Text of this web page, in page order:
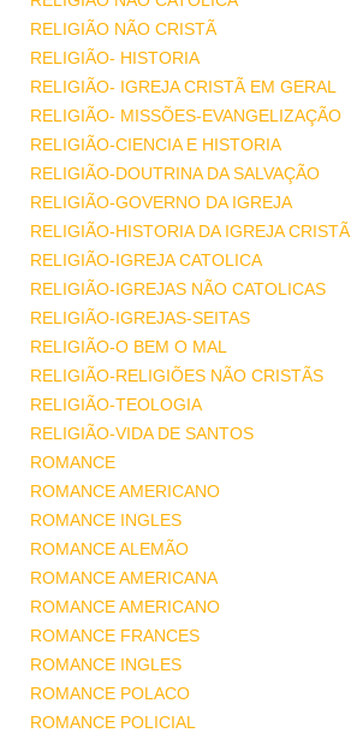
RELIGIÃO NÃO CRISTÃ
RELIGIÃO- HISTORIA
RELIGIÃO- IGREJA CRISTÃ EM GERAL
RELIGIÃO- MISSÕES-EVANGELIZAÇÃO
RELIGIÃO-CIENCIA E HISTORIA
RELIGIÃO-DOUTRINA DA SALVAÇÃO
RELIGIÃO-GOVERNO DA IGREJA
RELIGIÃO-HISTORIA DA IGREJA CRISTÃ
RELIGIÃO-IGREJA CATOLICA
RELIGIÃO-IGREJAS NÃO CATOLICAS
RELIGIÃO-IGREJAS-SEITAS
RELIGIÃO-O BEM O MAL
RELIGIÃO-RELIGIÕES NÃO CRISTÃS
RELIGIÃO-TEOLOGIA
RELIGIÃO-VIDA DE SANTOS
ROMANCE
ROMANCE AMERICANO
ROMANCE INGLES
ROMANCE ALEMÃO
ROMANCE AMERICANA
ROMANCE AMERICANO
ROMANCE FRANCES
ROMANCE INGLES
ROMANCE POLACO
ROMANCE POLICIAL